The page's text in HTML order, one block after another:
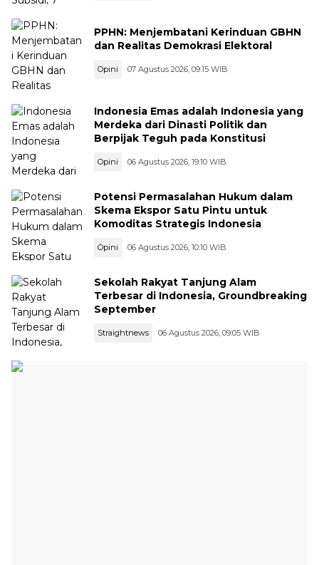
PPHN: Menjembatani Kerinduan GBHN
dan Realitas Demokrasi Elektoral
Opini 07 Agustus 2026, 09:15 WIB
Indonesia Emas adalah Indonesia yang
Merdeka dari Dinasti Politik dan
Berpijak Teguh pada Konstitusi
Opini 06 Agustus 2026, 19:10 WIB
Potensi Permasalahan Hukum dalam
Skema Ekspor Satu Pintu untuk
Komoditas Strategis Indonesia
Opini 06 Agustus 2026, 10:10 WIB
Sekolah Rakyat Tanjung Alam
Terbesar di Indonesia, Groundbreaking
September
Straightnews 06 Agustus 2026, 09:05 WIB